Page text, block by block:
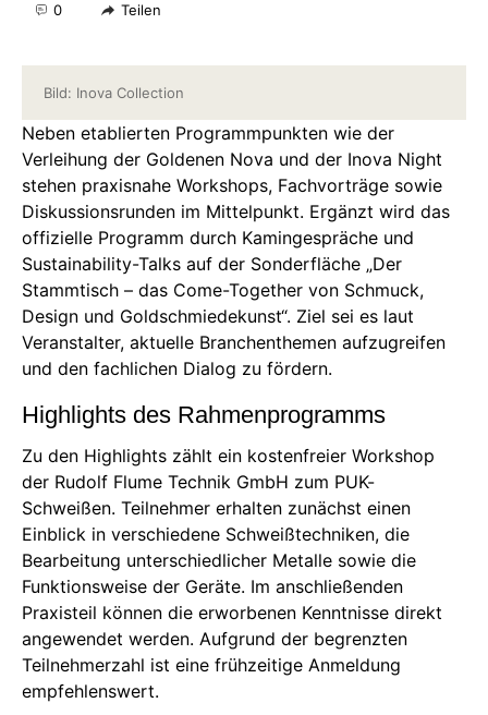
0 Teilen
Bild: Inova Collection
Neben etablierten Programmpunkten wie der
Verleihung der Goldenen Nova und der Inova Night
stehen praxisnahe Workshops, Fachvorträge sowie
Diskussionsrunden im Mittelpunkt. Ergänzt wird das
offizielle Programm durch Kamingespräche und
Sustainability-Talks auf der Sonderfläche „Der
Stammtisch – das Come-Together von Schmuck,
Design und Goldschmiedekunst“. Ziel sei es laut
Veranstalter, aktuelle Branchenthemen aufzugreifen
und den fachlichen Dialog zu fördern.
Highlights des Rahmenprogramms
Zu den Highlights zählt ein kostenfreier Workshop
der Rudolf Flume Technik GmbH zum PUK-
Schweißen. Teilnehmer erhalten zunächst einen
Einblick in verschiedene Schweißtechniken, die
Bearbeitung unterschiedlicher Metalle sowie die
Funktionsweise der Geräte. Im anschließenden
Praxisteil können die erworbenen Kenntnisse direkt
angewendet werden. Aufgrund der begrenzten
Teilnehmerzahl ist eine frühzeitige Anmeldung
empfehlenswert.